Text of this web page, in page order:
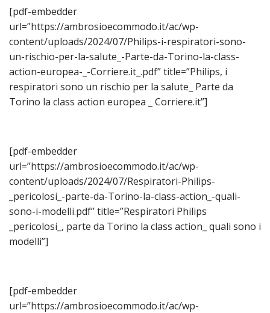
[pdf-embedder
url=”https://ambrosioecommodo.it/ac/wp-
content/uploads/2024/07/Philips-i-respiratori-sono-
un-rischio-per-la-salute_-Parte-da-Torino-la-class-
action-europea-_-Corriere.it_.pdf” title=”Philips, i
respiratori sono un rischio per la salute_ Parte da
Torino la class action europea _ Corriere.it”]
[pdf-embedder
url=”https://ambrosioecommodo.it/ac/wp-
content/uploads/2024/07/Respiratori-Philips-
_pericolosi_-parte-da-Torino-la-class-action_-quali-
sono-i-modelli.pdf” title=”Respiratori Philips
_pericolosi_, parte da Torino la class action_ quali sono i
modelli”]
[pdf-embedder
url=”https://ambrosioecommodo.it/ac/wp-